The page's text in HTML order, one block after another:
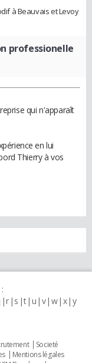
à Beauvais et Levoy
professionelle
qui n'apparaît
en lui
Thierry à vos
r s t u v w x y
Societé
Mentions légales